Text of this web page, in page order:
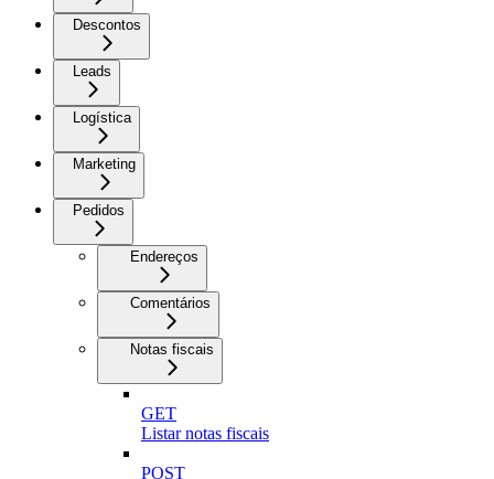
Descontos
Leads
Logística
Marketing
Pedidos
Endereços
Comentários
Notas fiscais
GET
Listar notas fiscais
POST